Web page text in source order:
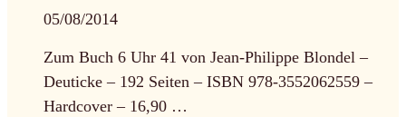
05/08/2014
Zum Buch 6 Uhr 41 von Jean-Philippe Blondel –
Deuticke – 192 Seiten – ISBN 978-3552062559 –
Hardcover – 16,90 …